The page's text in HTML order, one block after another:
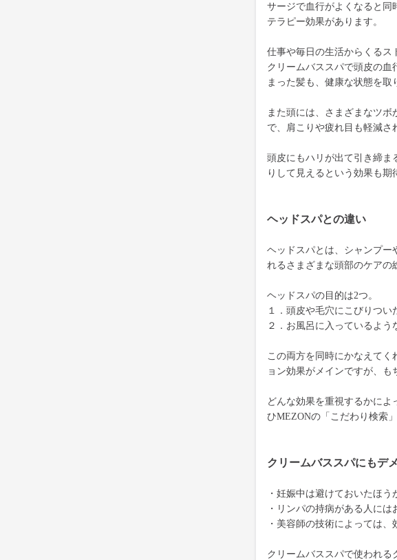
サージで血行がよくなると同
テラピー効果があります。
仕事や毎日の生活からくるス
クリームバススパで頭皮の血
まった髪も、健康な状態を取
また頭には、さまざまなツボ
で、肩こりや疲れ目も軽減さ
頭皮にもハリが出て引き締ま
りして見えるという効果も期
ヘッドスパとの違い
ヘッドスパとは、シャンプー
れるさまざまな頭部のケアの
ヘッドスパの目的は2つ。
１．頭皮や毛穴にこびりつい
２．お風呂に入っているよう
この両方を同時にかなえてく
ョン効果がメインですが、も
どんな効果を重視するかに
ひMEZONの「こだわり検索
クリームバススパにもデ
・妊娠中は避けておいたほう
・リンパの持病がある人に
・美容師の技術によっては
クリームバススパで使われる